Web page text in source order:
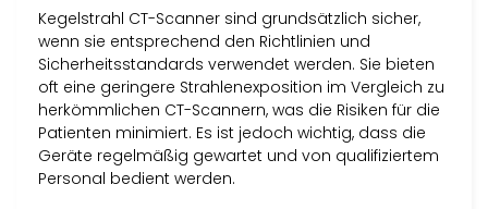
Kegelstrahl CT-Scanner sind grundsätzlich sicher,
wenn sie entsprechend den Richtlinien und
Sicherheitsstandards verwendet werden. Sie bieten
oft eine geringere Strahlenexposition im Vergleich zu
herkömmlichen CT-Scannern, was die Risiken für die
Patienten minimiert. Es ist jedoch wichtig, dass die
Geräte regelmäßig gewartet und von qualifiziertem
Personal bedient werden.